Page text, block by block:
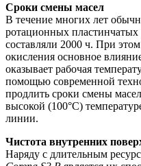
Сроки смены масел
В течение многих лет
ротационных
составляли 2000 ч. При
окисления основное
оказывает рабочая
помощью современной
продлить сроки смены
высокой (100°С)
линии.
Чистота внутренних
Наряду с длительным